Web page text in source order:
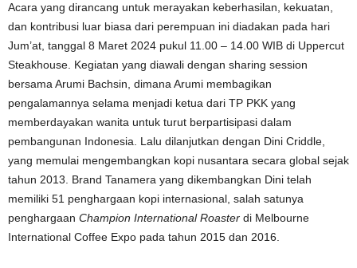
Acara yang dirancang untuk merayakan keberhasilan, kekuatan,
dan kontribusi luar biasa dari perempuan ini diadakan pada hari
Jum’at, tanggal 8 Maret 2024 pukul 11.00 – 14.00 WIB di Uppercut
Steakhouse. Kegiatan yang diawali dengan sharing session
bersama Arumi Bachsin, dimana Arumi membagikan
pengalamannya selama menjadi ketua dari TP PKK yang
memberdayakan wanita untuk turut berpartisipasi dalam
pembangunan Indonesia. Lalu dilanjutkan dengan Dini Criddle,
yang memulai mengembangkan kopi nusantara secara global sejak
tahun 2013. Brand Tanamera yang dikembangkan Dini telah
memiliki 51 penghargaan kopi internasional, salah satunya
penghargaan Champion International Roaster di Melbourne
International Coffee Expo pada tahun 2015 dan 2016.